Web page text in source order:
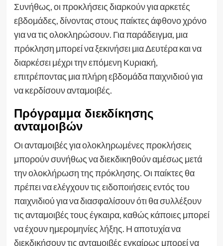
Συνήθως, οι προκλήσεις διαρκούν για αρκετές
εβδομάδες, δίνοντας στους παίκτες άφθονο χρόνο
για να τις ολοκληρώσουν. Για παράδειγμα, μια
πρόκληση μπορεί να ξεκινήσει μια Δευτέρα και να
διαρκέσει μέχρι την επόμενη Κυριακή,
επιτρέποντας μια πλήρη εβδομάδα παιχνιδιού για
να κερδίσουν ανταμοιβές.
Πρόγραμμα διεκδίκησης
ανταμοιβών
Οι ανταμοιβές για ολοκληρωμένες προκλήσεις
μπορούν συνήθως να διεκδικηθούν αμέσως μετά
την ολοκλήρωση της πρόκλησης. Οι παίκτες θα
πρέπει να ελέγχουν τις ειδοποιήσεις εντός του
παιχνιδιού για να διασφαλίσουν ότι θα συλλέξουν
τις ανταμοιβές τους έγκαιρα, καθώς κάποιες μπορεί
να έχουν ημερομηνίες λήξης. Η αποτυχία να
διεκδικήσουν τις ανταμοιβές εγκαίρως μπορεί να